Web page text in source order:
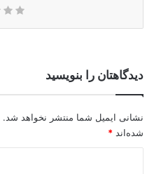
دیدگاهتان را بنویسید
نشانی ایمیل شما منتشر نخواهد شد.
شده‌اند *